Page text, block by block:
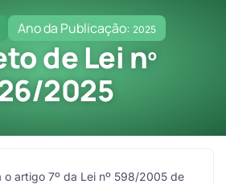
Ano da Publicação: 2025
de Lei nº
2025
o artigo 7º da Lei nº 598/2005 de